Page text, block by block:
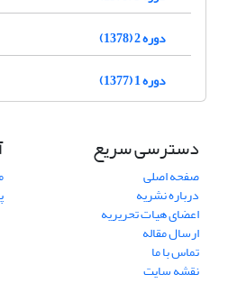
دوره 2 (1378)
دوره 1 (1377)
دسترسی سریع
صفحه اصلی
درباره نشریه
اعضای هیات تحریریه
ارسال مقاله
تماس با ما
نقشه سایت